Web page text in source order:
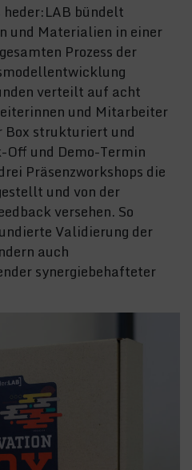
bündelt
und Materialien in einer
Prozess der
verteilt auf acht
und Mitarbeiter
Box strukturiert und
und Demo-Termin
Präsenzworkshops die
und von der
versehen. So
Validierung der
auch
synergiebehafteter